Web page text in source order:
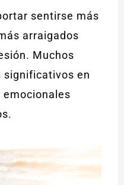
sentirse más
arraigados
Muchos
significativos en